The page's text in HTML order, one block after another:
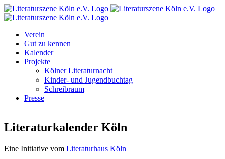
Zum
Inhalt
Facebook
Instagram
E-
Mail
Verein
Gut zu kennen
Kalender
Projekte
Kölner Literaturnacht
Kinder- und Jugendbuchtag
Schreibraum
Presse
Literaturkalender Köln
Eine Initiative vom Literaturhaus Köln